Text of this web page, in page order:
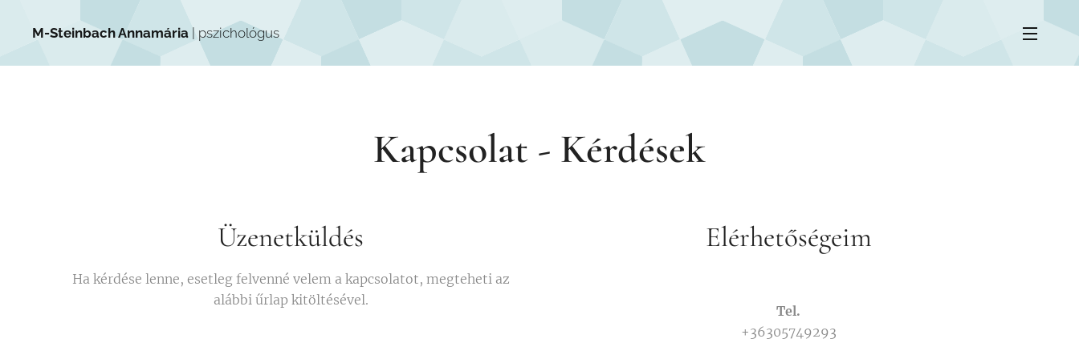
M-Steinbach Annamária | pszichológus
Kapcsolat - Kérdések
Üzenetküldés
Ha kérdése lenne, esetleg felvenné velem a kapcsolatot, megteheti az
alábbi űrlap kitöltésével.
Elérhetőségeim
Tel.
+36305749293